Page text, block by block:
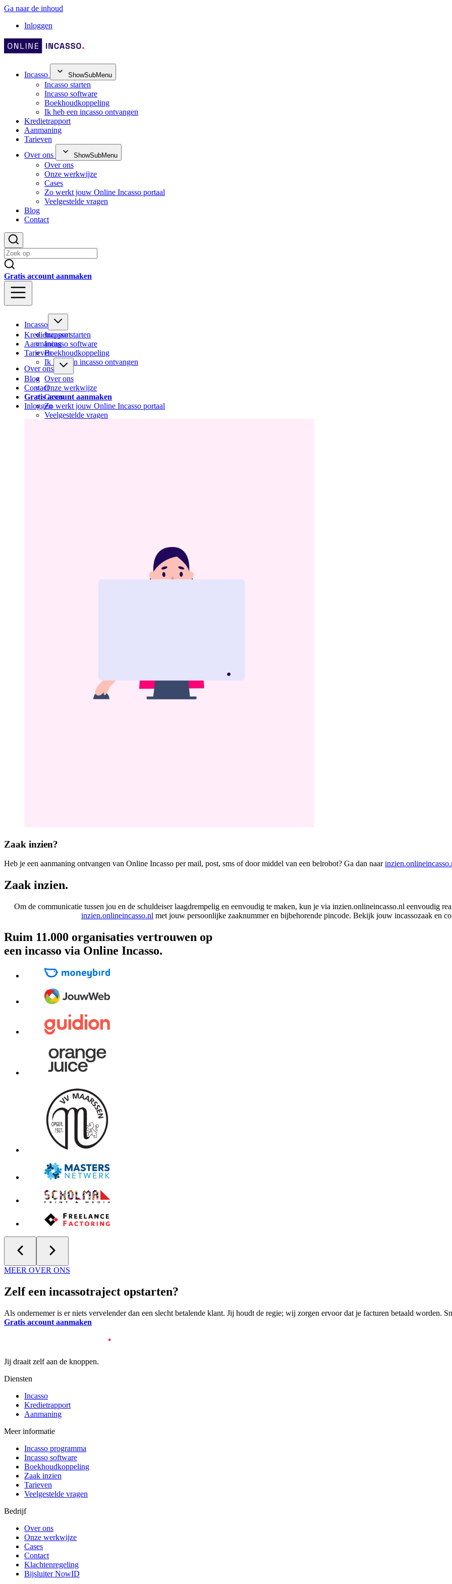
Ga naar de inhoud
Inloggen
Incasso ShowSubMenu
Incasso starten
Incasso software
Boekhoudkoppeling
Ik heb een incasso ontvangen
Kredietrapport
Aanmaning
Tarieven
Over ons
ShowSubMenu
Over ons
Onze werkwijze
Cases
Zo werkt jouw Online Incasso portaal
Veelgestelde vragen
Blog
Contact
Gratis account aanmaken
Incasso
Incasso starten
Incasso software
Boekhoudkoppeling
Ik heb een incasso ontvangen
Kredietrapport
Aanmaning
Tarieven
Over ons
Over ons
Onze werkwijze
Cases
Zo werkt jouw Online Incasso portaal
Veelgestelde vragen
Blog
Contact
Gratis account aanmaken
Inloggen
Zaak inzien?
Heb je een aanmaning ontvangen van Online Incasso per mail, post, sms of door middel van een belrobot? Ga dan naar
Zaak inzien.
Om de communicatie tussen jou en de schuldeiser laagdrempelig en eenvoudig te maken, kun je via inzien.onlineincasso.nl eenvoudig
inzien.onlineincasso.nl met jouw persoonlijke zaaknummer en bijbehorende pincode. Bekijk jouw incassozaak en
Ruim 11.000 organisaties vertrouwen op
een incasso via Online Incasso.
MEER OVER ONS
Zelf een incassotraject opstarten?
Als ondernemer is er niets vervelender dan een slecht betalende klant. Jij houdt de regie; wij zorgen ervoor dat je facturen betaald worden.
Gratis account aanmaken
Jij draait zelf aan de knoppen.
Diensten
Incasso
Kredietrapport
Aanmaning
Meer informatie
Incasso programma
Incasso software
Boekhoudkoppeling
Zaak inzien
Tarieven
Veelgestelde vragen
Bedrijf
Over ons
Onze werkwijze
Cases
Contact
Klachtenregeling
Bijsluiter NowID